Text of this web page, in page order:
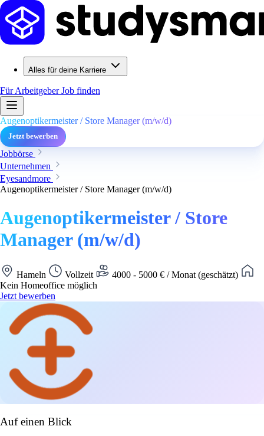
Alles für deine Karriere
Für ArbeitgeberJob finden
Augenoptikermeister / Store Manager (m/w/d)
Jetzt bewerben
Jobbörse
Unternehmen
Eyesandmore
Augenoptikermeister / Store Manager (m/w/d)
Augenoptikermeister / Store
Manager (m/w/d)
Hameln Vollzeit
4000 - 5000 € / Monat (geschätzt)
Kein Homeoffice möglich
Jetzt bewerben
Auf einen Blick